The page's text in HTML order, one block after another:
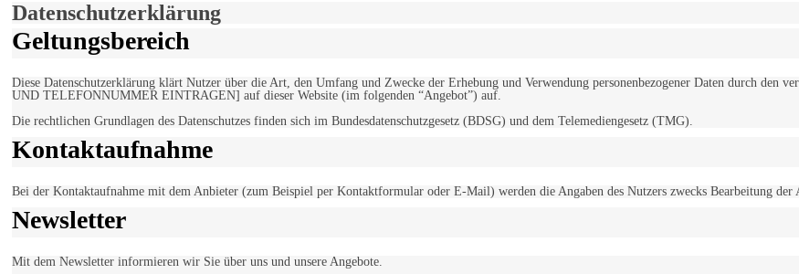
Datenschutzerklärung
Geltungsbereich
Diese Datenschutzerklärung klärt Nutzer über die Art, den Umfang und Zwecke der Erhebung und Verwendung personenbezogener Daten durch
UND TELEFONNUMMER EINTRAGEN] auf dieser Website (im folgenden “Angebot”) auf.
Die rechtlichen Grundlagen des Datenschutzes finden sich im Bundesdatenschutzgesetz (BDSG) und dem Telemediengesetz (TMG).
Kontaktaufnahme
Bei der Kontaktaufnahme mit dem Anbieter (zum Beispiel per Kontaktformular oder E-Mail) werden die Angaben des Nutzers zwecks Bearbeitung der
Newsletter
Mit dem Newsletter informieren wir Sie über uns und unsere Angebote.